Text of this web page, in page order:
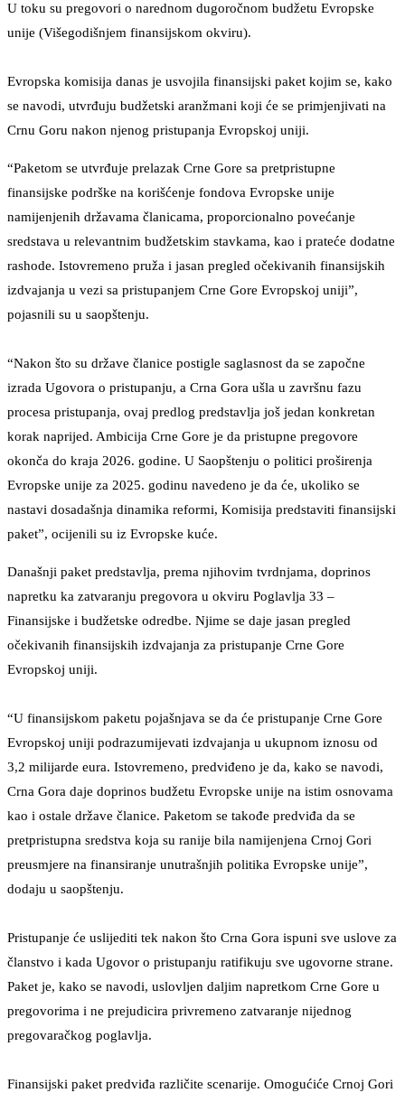
U toku su pregovori o narednom dugoročnom budžetu Evropske
unije (Višegodišnjem finansijskom okviru).
Evropska komisija danas je usvojila finansijski paket kojim se, kako
se navodi, utvrđuju budžetski aranžmani koji će se primjenjivati na
Crnu Goru nakon njenog pristupanja Evropskoj uniji.
“Paketom se utvrđuje prelazak Crne Gore sa pretpristupne
finansijske podrške na korišćenje fondova Evropske unije
namijenjenih državama članicama, proporcionalno povećanje
sredstava u relevantnim budžetskim stavkama, kao i prateće dodatne
rashode. Istovremeno pruža i jasan pregled očekivanih finansijskih
izdvajanja u vezi sa pristupanjem Crne Gore Evropskoj uniji”,
pojasnili su u saopštenju.
“Nakon što su države članice postigle saglasnost da se započne
izrada Ugovora o pristupanju, a Crna Gora ušla u završnu fazu
procesa pristupanja, ovaj predlog predstavlja još jedan konkretan
korak naprijed. Ambicija Crne Gore je da pristupne pregovore
okonča do kraja 2026. godine. U Saopštenju o politici proširenja
Evropske unije za 2025. godinu navedeno je da će, ukoliko se
nastavi dosadašnja dinamika reformi, Komisija predstaviti finansijski
paket”, ocijenili su iz Evropske kuće.
Današnji paket predstavlja, prema njihovim tvrdnjama, doprinos
napretku ka zatvaranju pregovora u okviru Poglavlja 33 –
Finansijske i budžetske odredbe. Njime se daje jasan pregled
očekivanih finansijskih izdvajanja za pristupanje Crne Gore
Evropskoj uniji.
“U finansijskom paketu pojašnjava se da će pristupanje Crne Gore
Evropskoj uniji podrazumijevati izdvajanja u ukupnom iznosu od
3,2 milijarde eura. Istovremeno, predviđeno je da, kako se navodi,
Crna Gora daje doprinos budžetu Evropske unije na istim osnovama
kao i ostale države članice. Paketom se takođe predviđa da se
pretpristupna sredstva koja su ranije bila namijenjena Crnoj Gori
preusmjere na finansiranje unutrašnjih politika Evropske unije”,
dodaju u saopštenju.
Pristupanje će uslijediti tek nakon što Crna Gora ispuni sve uslove za
članstvo i kada Ugovor o pristupanju ratifikuju sve ugovorne strane.
Paket je, kako se navodi, uslovljen daljim napretkom Crne Gore u
pregovorima i ne prejudicira privremeno zatvaranje nijednog
pregovaračkog poglavlja.
Finansijski paket predviđa različite scenarije. Omogućiće Crnoj Gori